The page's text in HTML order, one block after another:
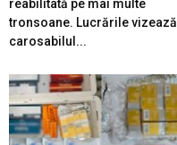
reabilitată pe mai multe
tronsoane. Lucrările vizează
carosabilul...